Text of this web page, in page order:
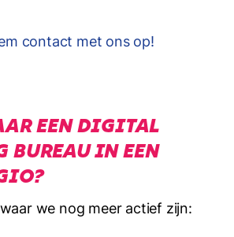
contact met ons op!
EEN DIGITAL
BUREAU IN EEN
we nog meer actief zijn: